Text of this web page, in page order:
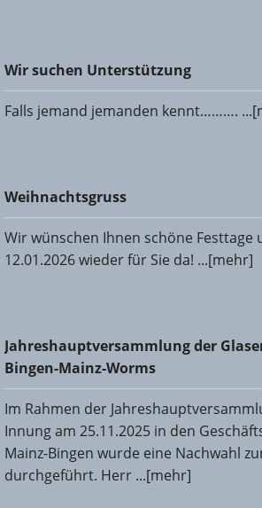
Wir suchen Unterstützung
Wir suchen Unterstützung
Falls jemand jemanden kennt……….
Weihnachtsgruss
Weihnachtsgruss
Wir wünschen Ihnen schöne Festtage
12.01.2026 wieder für Sie da! ...[mehr]
Jahreshauptversammlung der Glaser-
Mainz-Worms
Jahreshauptversammlung der
Bingen-Mainz-Worms
Im Rahmen der
Innung am 25.11.2025 in den
Mainz-Bingen wurde eine Nachwahl
durchgeführt. Herr ...[mehr]